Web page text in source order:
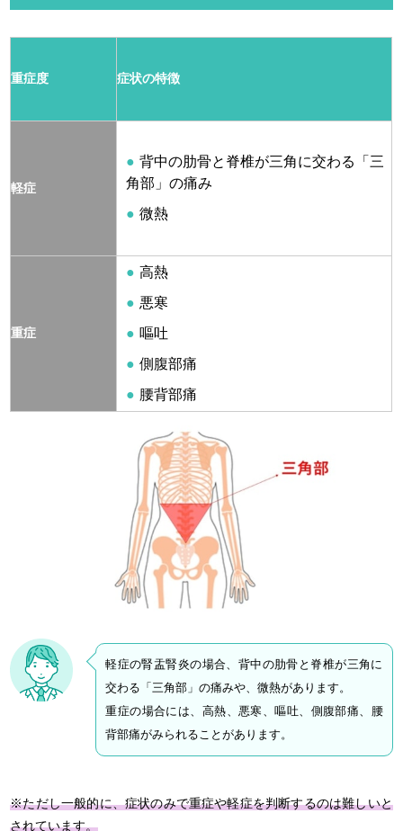
重症度 症状の特徴
軽症
背中の肋骨と脊椎が三角に交わる「三
角部」の痛み
微熱
重症
高熱
悪寒
嘔吐
側腹部痛
腰背部痛
軽症の腎盂腎炎の場合、背中の肋骨と脊椎が三角に
交わる「三角部」の痛みや、微熱があります。
重症の場合には、高熱、悪寒、嘔吐、側腹部痛、腰
背部痛がみられることがあります。
※ただし一般的に、症状のみで重症や軽症を判断するのは難しいと
されています。